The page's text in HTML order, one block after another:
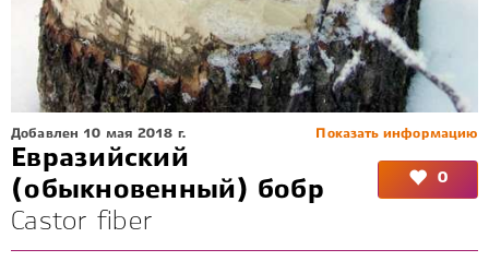
Показать информацию
Добавлен 10 мая 2018 г.
Евразийский
(обыкновенный) бобр
Castor fiber
0